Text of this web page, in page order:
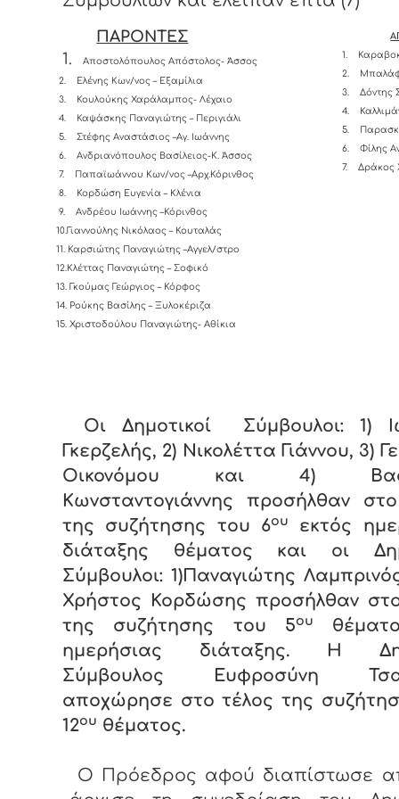
ΠΑΡΟΝΤΕΣ
1.
Αποστολόπουλος Απόστολος- Άσσος
2.
Ελένης Κων/νος – Εξαμίλια
3.
Κουλούκης Χαράλαμπος- Λέχαιο
4.
Καψάσκης Παναγιώτης – Περιγιάλι
5.
Στέφης Αναστάσιος –Αγ. Ιωάννης
6.
Ανδριανόπουλος Βασίλειος-K. Άσσος
7.
Παπαϊωάννου Κων/νος –Αρχ.Κόρινθος
8.
Κορδώση Ευγενία – Κλένια
9.
Ανδρέου Ιωάννης –Κόρινθος
10.Γιαννούλης Νικόλαος – Κουταλάς
11. Καρσιώτης Παναγιώτης –Αγγελ/στρο
12.Κλέττας Παναγιώτης – Σοφικό
13. Γκούμας Γεώργιος – Κόρφος
14. Ρούκης Βασίλης – Ξυλοκέριζα
15. Χριστοδούλου Παναγιώτης- Αθίκια
1.
2.
3.
Δόντης
4.
5.
6.
Φίλης
7.
Δράκος
Οι Δημοτικοί Σύμβουλοι: 1)
Γκερζελής, 2) Νικολέττα Γιάννου, 3)
Οικονόμου και 4)
Κωνσταντογιάννης προσήλθαν
της συζήτησης του 6ου
εκτός
διάταξης θέματος και οι
Σύμβουλοι: 1)Παναγιώτης
Χρήστος Κορδώσης προσήλθαν
της συζήτησης του 5ου
ημερήσιας διάταξης. Η
Σύμβουλος Ευφροσύνη
αποχώρησε στο τέλος της
12ου θέματος.
Ο Πρόεδρος αφού διαπίστωσε